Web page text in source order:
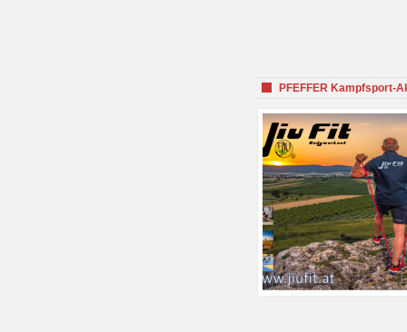
PFEFFER Kampfsport-